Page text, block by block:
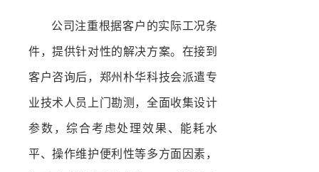
公司注重根据客户的实际工况条
件，提供针对性的解决方案。在接到
客户咨询后，郑州朴华科技会派遣专
业技术人员上门勘测，全面收集设计
参数，综合考虑处理效果、能耗水
平、操作维护便利性等多方面因素，